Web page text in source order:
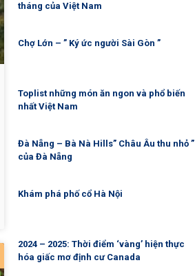
tháng của Việt Nam
Chợ Lớn – ” Ký ức người Sài Gòn ”
Toplist những món ăn ngon và phổ biến
nhất Việt Nam
Đà Nẵng – Bà Nà Hills” Châu Âu thu nhỏ ”
của Đà Nẵng
Khám phá phố cổ Hà Nội
2024 – 2025: Thời điểm ‘vàng’ hiện thực
hóa giấc mơ định cư Canada